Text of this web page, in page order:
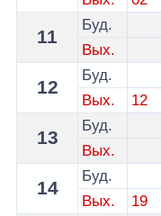
11
Буд.
Вых.
12
Буд.
Вых.
12
13
Буд.
Вых.
14
Буд.
Вых.
19